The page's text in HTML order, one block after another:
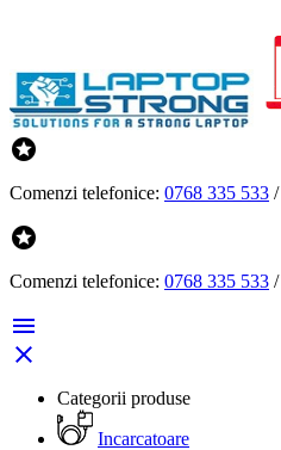

Comenzi telefonice: 0768 335 533 /

Comenzi telefonice: 0768 335 533 /


Categorii produse
Incarcatoare